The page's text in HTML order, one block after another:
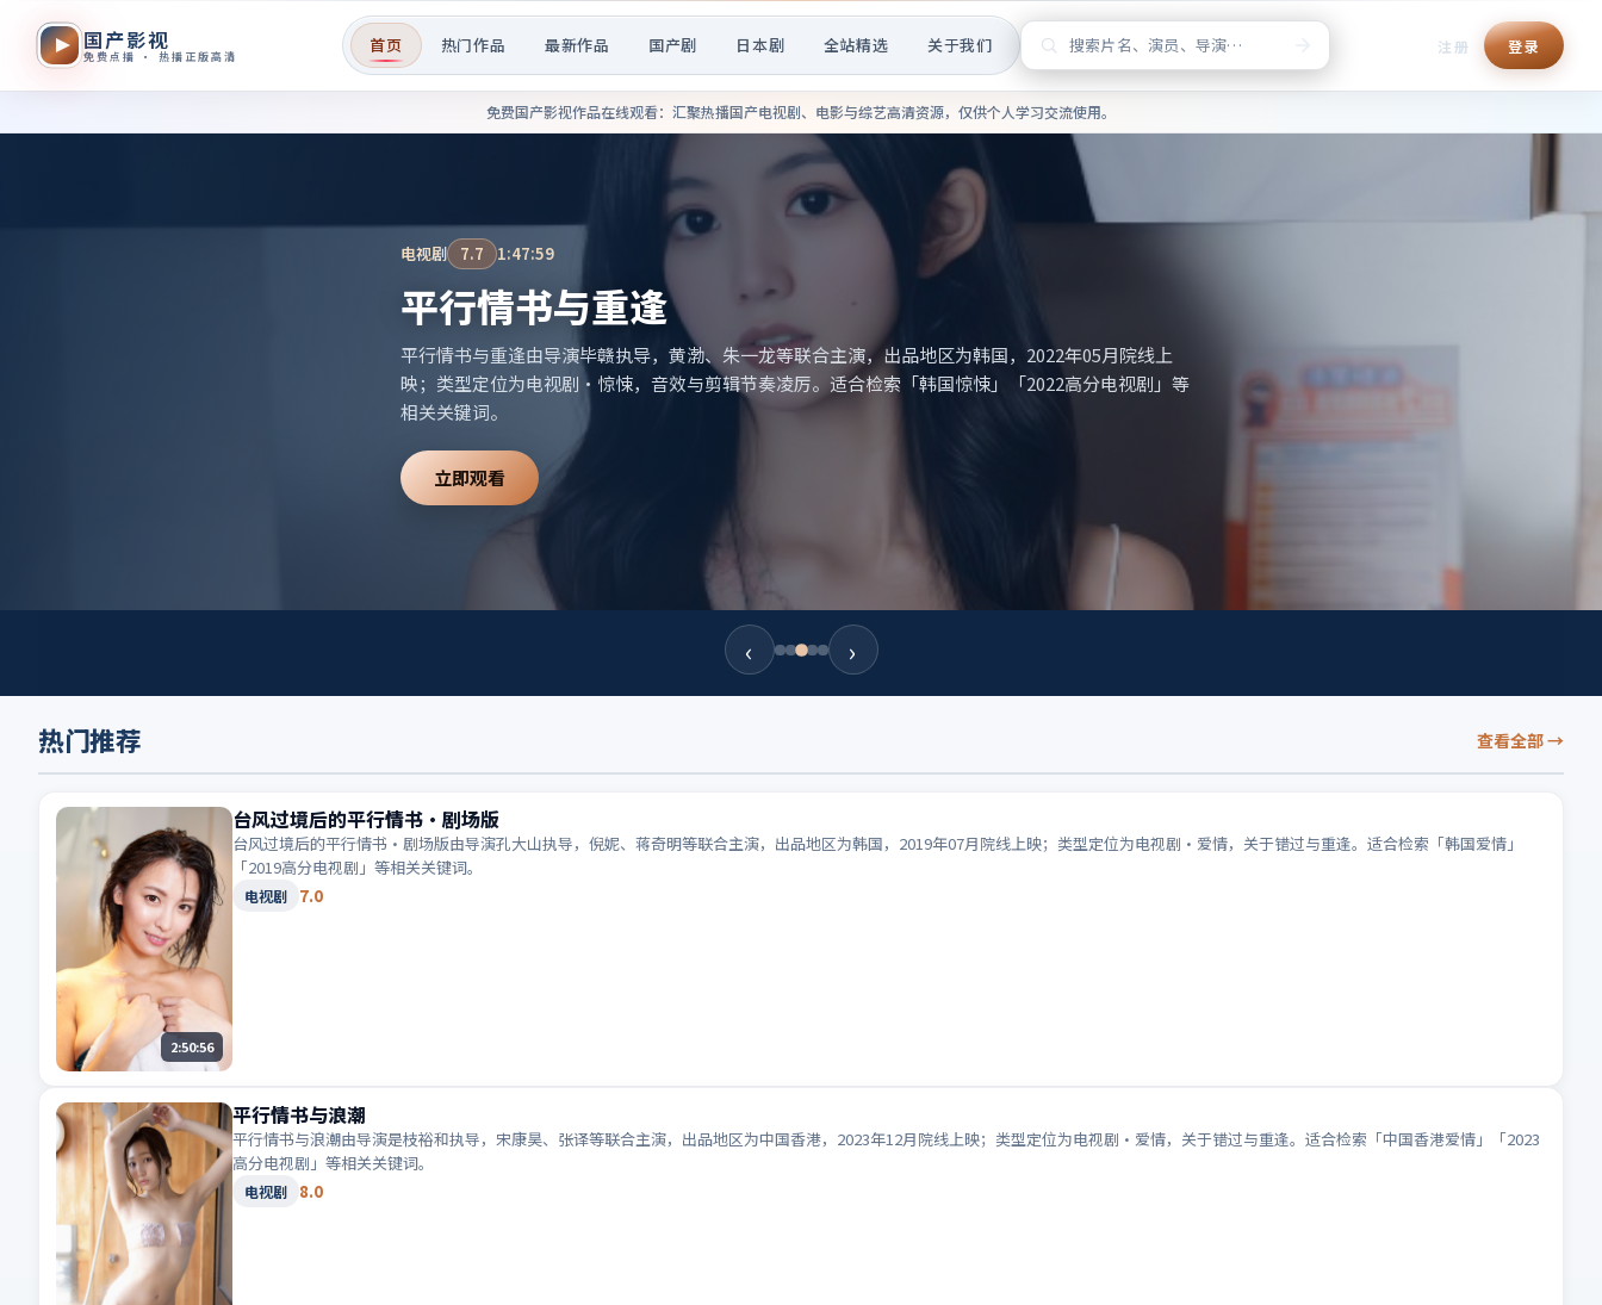
国产影视
免费点播 · 热播正版高清 首页 热门作品 最新作品 国产剧 日本剧 全站精选 关于我们 注册 登录
免费国产影视作品在线观看——热播国产电视剧、电影与综艺高清正版点播，片单检索与榜单
免费国产影视作品在线观看：汇聚热播国产电视剧、电影与综艺高清资源，仅供个人学习交流使用。
电视剧 7.7 1:47:59
平行情书与重逢
平行情书与重逢由导演毕赣执导，黄渤、朱一龙等联合主演，出品地区为韩国，2022年05月院线上
映；类型定位为电视剧·惊悚，音效与剪辑节奏凌厉。适合检索「韩国惊悚」「2022高分电视剧」等
相关关键词。
立即观看
‹ ›
热门推荐 查看全部→
2:50:56
台风过境后的平行情书·剧场版
台风过境后的平行情书·剧场版由导演孔大山执导，倪妮、蒋奇明等联合主演，出品地区为韩国，2019年07月院线上映；类型定位为电视剧·爱情，关于错过与重逢。适合检索「韩国爱情」
「2019高分电视剧」等相关关键词。
电视剧 7.0
平行情书与浪潮
平行情书与浪潮由导演是枝裕和执导，宋康昊、张译等联合主演，出品地区为中国香港，2023年12月院线上映；类型定位为电视剧·爱情，关于错过与重逢。适合检索「中国香港爱情」「2023
高分电视剧」等相关关键词。
电视剧 8.0